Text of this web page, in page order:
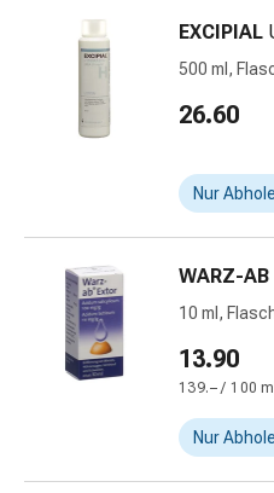
Vitamine
&
Mineralstoffe
Mineralstoffe
&
Mundgesundheit
Trockener
Mund
(Xerostomie)
Aphten
EXCIPIAL
500 ml,
26.60
Nur
WARZ-AB
10 ml,
13.90
139.– / 100 ml
Nur